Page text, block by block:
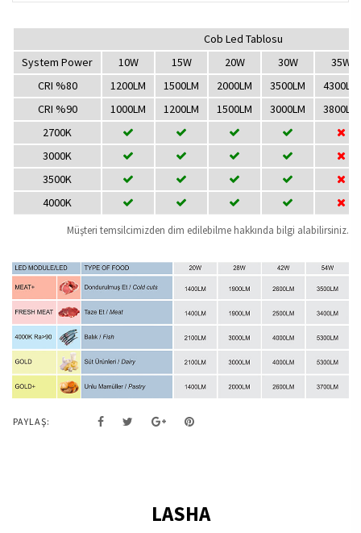
Cob Led Tablosu
System Power
10W 15W 20W 30W
35W
CRI %80
1200LM 1500LM 2000LM 3500LM
4300LM
CRI %90
1000LM 1200LM 1500LM 3000LM
3800LM
2700K
3000K
3500K
4000K
Müşteri temsilcimizden dim edilebilme hakkında bilgi alabilirsiniz.
PAYLAŞ:
LASHA